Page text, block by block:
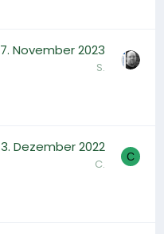
7. November 2023
S.
3. Dezember 2022
C. C